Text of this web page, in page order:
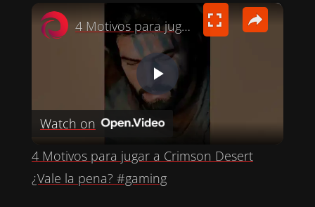
×
P
A
4 Motivos para jugar a Crimson Desert ¿Vale la pena? #gaming
Watch on
4 Motivos para jugar a Crimson Desert
¿Vale la pena? #gaming